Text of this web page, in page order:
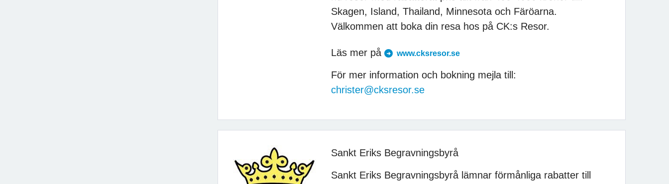
Skagen, Island, Thailand, Minnesota och Färöarna.
Välkommen att boka din resa hos på CK:s Resor.
Läs mer på www.cksresor.se
För mer information och bokning mejla till:
christer@cksresor.se
Sankt Eriks Begravningsbyrå
Sankt Eriks Begravningsbyrå lämnar förmånliga rabatter till